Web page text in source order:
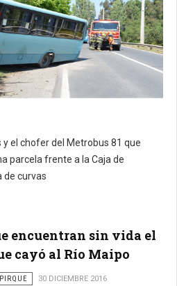
y el chofer del Metrobus 81 que
parcela frente a la Caja de
de curvas
encuentran sin vida el
cayó al Río Maipo
30 DICIEMBRE 2016